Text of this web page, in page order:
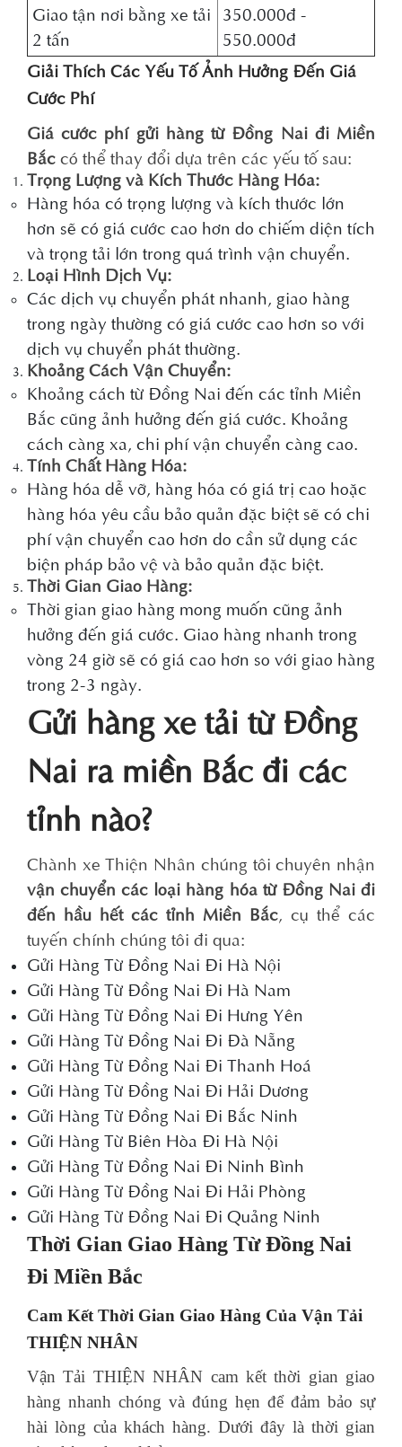
Giao tận nơi bằng xe tải
2 tấn
350.000đ -
550.000đ
Giải Thích Các Yếu Tố Ảnh Hưởng Đến Giá
Cước Phí
Giá cước phí gửi hàng từ Đồng Nai đi Miền
Bắccó thể thay đổi dựa trên các yếu tố sau:
Trọng Lượng và Kích Thước Hàng Hóa:
Hàng hóa có trọng lượng và kích thước lớn
hơn sẽ có giá cước cao hơn do chiếm diện tích
và trọng tải lớn trong quá trình vận chuyển.
Loại Hình Dịch Vụ:
Các dịch vụ chuyển phát nhanh, giao hàng
trong ngày thường có giá cước cao hơn so với
dịch vụ chuyển phát thường.
Khoảng Cách Vận Chuyển:
Khoảng cách từ Đồng Nai đến các tỉnh Miền
Bắc cũng ảnh hưởng đến giá cước. Khoảng
cách càng xa, chi phí vận chuyển càng cao.
Tính Chất Hàng Hóa:
Hàng hóa dễ vỡ, hàng hóa có giá trị cao hoặc
hàng hóa yêu cầu bảo quản đặc biệt sẽ có chi
phí vận chuyển cao hơn do cần sử dụng các
biện pháp bảo vệ và bảo quản đặc biệt.
Thời Gian Giao Hàng:
Thời gian giao hàng mong muốn cũng ảnh
hưởng đến giá cước. Giao hàng nhanh trong
vòng 24 giờ sẽ có giá cao hơn so với giao hàng
trong 2-3 ngày.
Gửi hàng xe tải từ Đồng
Nai ra miền Bắc đi các
tỉnh nào?
Chành xe Thiện Nhân chúng tôi chuyên nhận
vận chuyển các loại hàng hóa từ Đồng Nai đi
đến hầu hết các tỉnh Miền Bắc, cụ thể các
tuyến chính chúng tôi đi qua:
Gửi Hàng Từ Đồng Nai Đi Hà Nội
Gửi Hàng Từ Đồng Nai Đi Hà Nam
Gửi Hàng Từ Đồng Nai Đi Hưng Yên
Gửi Hàng Từ Đồng Nai Đi Đà Nẵng
Gửi Hàng Từ Đồng Nai Đi Thanh Hoá
Gửi Hàng Từ Đồng Nai Đi Hải Dương
Gửi Hàng Từ Đồng Nai Đi Bắc Ninh
Gửi Hàng Từ Biên Hòa Đi Hà Nội
Gửi Hàng Từ Đồng Nai Đi Ninh Bình
Gửi Hàng Từ Đồng Nai Đi Hải Phòng
Gửi Hàng Từ Đồng Nai Đi Quảng Ninh
Thời Gian Giao Hàng Từ Đồng Nai
Đi Miền Bắc
Cam Kết Thời Gian Giao Hàng Của Vận Tải
THIỆN NHÂN
Vận Tải THIỆN NHÂN cam kết thời gian giao
hàng nhanh chóng và đúng hẹn để đảm bảo sự
hài lòng của khách hàng. Dưới đây là thời gian